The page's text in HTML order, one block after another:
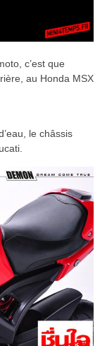
c’est que
au Honda MSX
le châssis